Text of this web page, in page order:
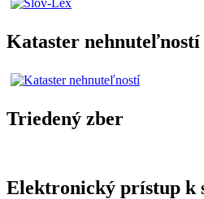
Kataster nehnuteľností
Triedený zber
Elektronický prístup k